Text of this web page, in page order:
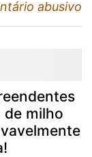
abusivo
de milho